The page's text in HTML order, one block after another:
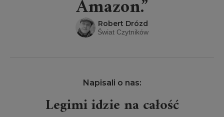
Amazon.”
Robert Drózd
Świat Czytników
Napisali o nas:
Legimi idzie na całość